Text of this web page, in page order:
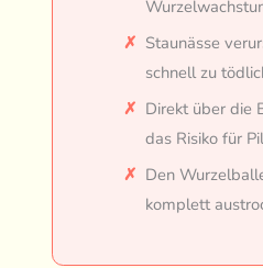
Staunässe
schnell zu
Direkt über die
das Risiko für
Den
komplett